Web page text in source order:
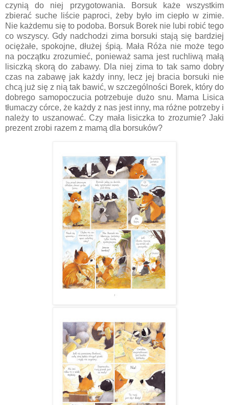
czynią do niej przygotowania. Borsuk każe wszystkim
zbierać suche liście paproci, żeby było im ciepło w zimie.
Nie każdemu się to podoba. Borsuk Borek nie lubi robić tego
co wszyscy. Gdy nadchodzi zima borsuki stają się bardziej
ociężałe, spokojne, dłużej śpią. Mała Róża nie może tego
na początku zrozumieć, ponieważ sama jest ruchliwą małą
lisiczką skorą do zabawy. Dla niej zima to tak samo dobry
czas na zabawę jak każdy inny, lecz jej bracia borsuki nie
chcą już się z nią tak bawić, w szczególności Borek, który do
dobrego samopoczucia potrzebuje dużo snu. Mama Lisica
tłumaczy córce, że każdy z nas jest inny, ma różne potrzeby i
należy to uszanować. Czy mała lisiczka to zrozumie? Jaki
prezent zrobi razem z mamą dla borsuków?